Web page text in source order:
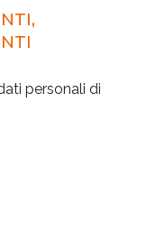
personali di